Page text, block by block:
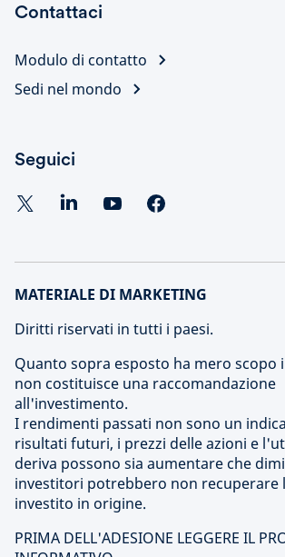
Contattaci
Modulo di contatto
Sedi nel mondo
Seguici
MATERIALE DI MARKETING
Diritti riservati in tutti i paesi.
Quanto sopra esposto ha mero scopo
non costituisce una raccomandazione
all'investimento.
I rendimenti passati non sono un
risultati futuri, i prezzi delle azioni e
deriva possono sia aumentare che
investitori potrebbero non
investito in origine.
PRIMA DELL'ADESIONE LEGGERE IL